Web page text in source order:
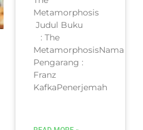
Metamorphosis
Judul Buku
: The
MetamorphosisNama
Pengarang :
Franz
KafkaPenerjemah